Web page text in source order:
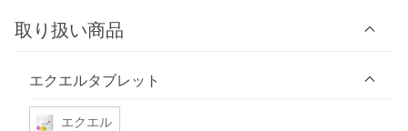
取り扱い商品
エクエルタブレット
エクエル